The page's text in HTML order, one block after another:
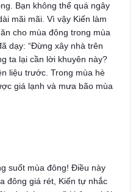
Bạn không thể quá ngây
mãi mãi. Vì vậy Kiến làm
cho mùa đông trong mùa
dạy: “Đừng xây nhà trên
ta lại cần lời khuyên này?
liệu trước. Trong mùa hè
giá lạnh và mưa bão mùa
suốt mùa đông! Điều này
đông giá rét, Kiến tự nhắc